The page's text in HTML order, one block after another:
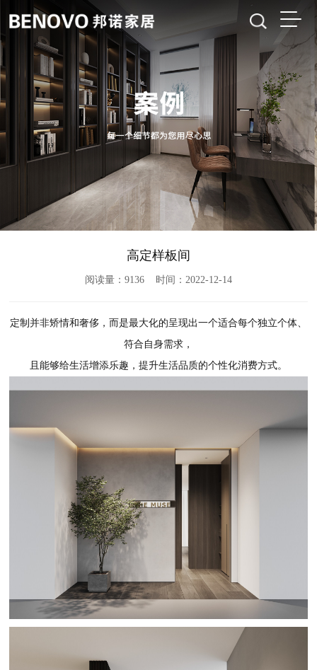
高定样板间
阅读量：9136 时间：2022-12-14
定制 并非矫情和奢侈，而是最大化的呈现出一个适合每个独立个体、
符合自身需求，
且能够给生活增添乐趣，提升生活品质的个性化消费方式。